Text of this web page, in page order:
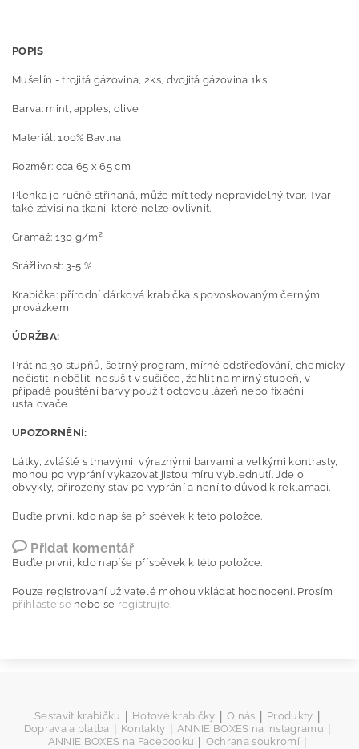
POPIS
Mušelín - trojitá gázovina, 2ks, dvojitá gázovina 1ks
Barva: mint, apples, olive
Materiál: 100% Bavlna
Rozměr: cca 65 x 65 cm
Plenka je ručně střihaná, může mít tedy nepravidelný tvar. Tvar
také závisí na tkaní, které nelze ovlivnit.
Gramáž: 130 g/m²
Srážlivost: 3-5 %
Krabička: přírodní dárková krabička s povoskovaným černým
provázkem
ÚDRŽBA:
Prát na 30 stupňů, šetrný program, mírné odstřeďování, chemicky
nečistit, nebělit, nesušit v sušičce, žehlit na mírný stupeň, v
případě pouštění barvy použít octovou lázeň nebo fixační
ustalovače
UPOZORNĚNÍ:
Látky, zvláště s tmavými, výraznými barvami a velkými kontrasty,
mohou po vyprání vykazovat jistou míru vyblednutí. Jde o
obvyklý, přirozený stav po vyprání a není to důvod k reklamaci.
Buďte první, kdo napíše příspěvek k této položce.
Přidat komentář
Buďte první, kdo napíše příspěvek k této položce.
Pouze registrovaní uživatelé mohou vkládat hodnocení. Prosím
přihlaste se nebo se registrujte.
Sestavit krabičku | Hotové krabičky | O nás | Produkty |
Doprava a platba | Kontakty | ANNIE BOXES na Instagramu |
ANNIE BOXES na Facebooku | Ochrana soukromí |